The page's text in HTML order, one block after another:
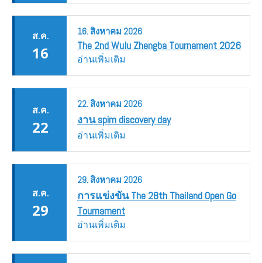
ส.ค.
16
16.สิงหาคม 2026
The 2nd Wulu Zhengba Tournament 2026
อ่านเพิ่มเติม
ส.ค.
22
22.สิงหาคม 2026
งาน spim discovery day
อ่านเพิ่มเติม
ส.ค.
29
29.สิงหาคม 2026
การแข่งขัน The 28th Thailand Open Go
Tournament
อ่านเพิ่มเติม